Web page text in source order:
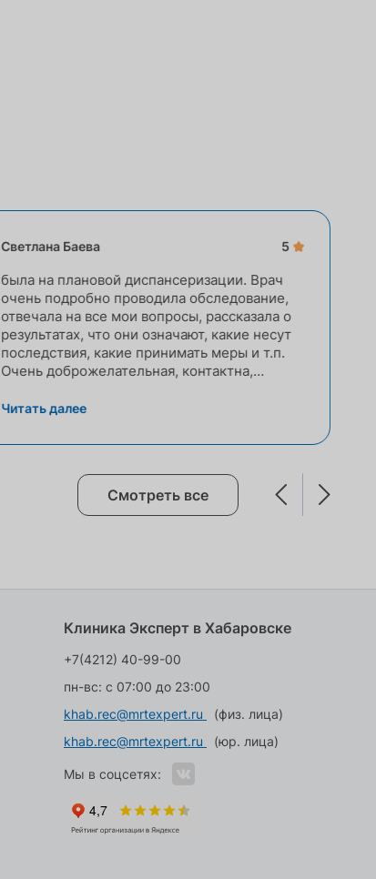
Светлана Баева 5
была на плановой диспансеризации. Врач
очень подробно проводила обследование,
отвечала на все мои вопросы, рассказала о
результатах, что они означают, какие несут
последствия, какие принимать меры и т.п.
Очень доброжелательная, контактна,
задавала!! Огромное сп...
Читать далее
Смотреть все
Клиника Эксперт в Хабаровске
+7(4212) 40-99-00
пн-вс: с 07:00 до 23:00
khab.rec@mrtexpert.ru
(физ. лица)
khab.rec@mrtexpert.ru
(юр. лица)
Мы в соцсетях: